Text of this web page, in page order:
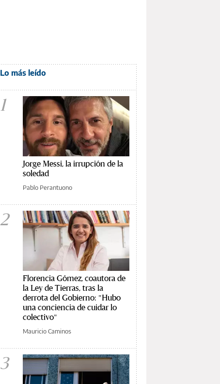
Lo más leído
1
Jorge Messi, la irrupción de la
soledad
Pablo Perantuono
2
Florencia Gómez, coautora de
la Ley de Tierras, tras la
derrota del Gobierno: "Hubo
una conciencia de cuidar lo
colectivo"
Mauricio Caminos
3